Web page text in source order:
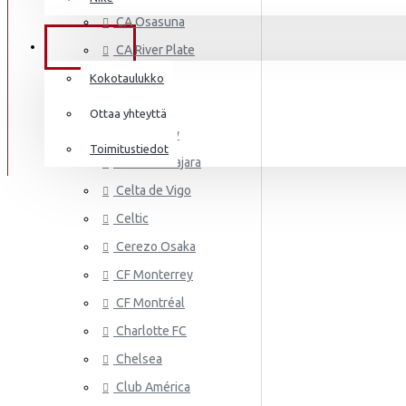
Italia
Mali
Meksiko
Marokko
Uusi-Seelanti
Nigeria
Frenkie de Jong
Mbappé
Donnarumma
A.Becker
Haaland
TIEDOT
Kokotaulukko
Ottaa yhteyttä
Toimitustiedot
CA Osasuna
CA River Plate
Cádiz CF
Cagliari
Cardiff City
CD Guadalajara
Celta de Vigo
Celtic
Cerezo Osaka
CF Monterrey
CF Montréal
Charlotte FC
Chelsea
Club América